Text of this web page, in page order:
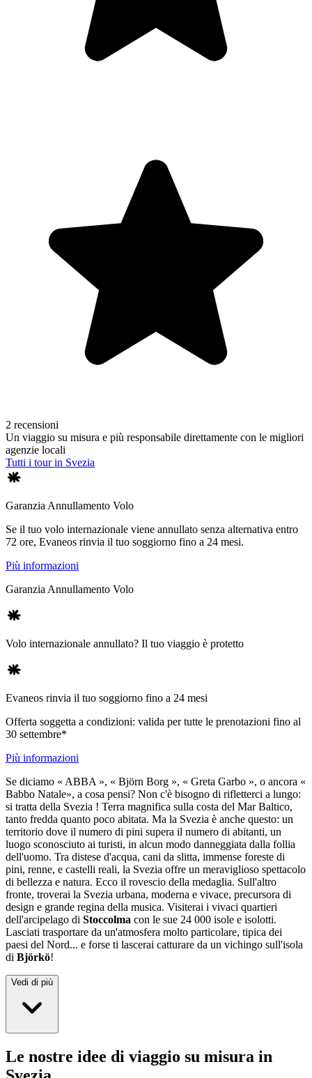
2 recensioni
Un viaggio su misura e più responsabile direttamente con le migliori
agenzie locali
Tutti i tour in Svezia
Garanzia Annullamento Volo
Se il tuo volo internazionale viene annullato senza alternativa entro
72 ore, Evaneos rinvia il tuo soggiorno fino a 24 mesi.
Più informazioni
Garanzia Annullamento Volo
Volo internazionale annullato? Il tuo viaggio è protetto
Evaneos rinvia il tuo soggiorno fino a 24 mesi
Offerta soggetta a condizioni: valida per tutte le prenotazioni fino al
30 settembre*
Più informazioni
Se diciamo « ABBA », « Björn Borg », « Greta Garbo », o ancora «
Babbo Natale», a cosa pensi? Non c'è bisogno di rifletterci a lungo:
si tratta della Svezia ! Terra magnifica sulla costa del Mar Baltico,
tanto fredda quanto poco abitata. Ma la Svezia è anche questo: un
territorio dove il numero di pini supera il numero di abitanti, un
luogo sconosciuto ai turisti, in alcun modo danneggiata dalla follia
dell'uomo. Tra distese d'acqua, cani da slitta, immense foreste di
pini, renne, e castelli reali, la Svezia offre un meraviglioso spettacolo
di bellezza e natura. Ecco il rovescio della medaglia. Sull'altro
fronte, troverai la Svezia urbana, moderna e vivace, precursora di
design e grande regina della musica. Visiterai i vivaci quartieri
dell'arcipelago di Stoccolma con le sue 24 000 isole e isolotti.
Lasciati trasportare da un'atmosfera molto particolare, tipica dei
paesi del Nord... e forse ti lascerai catturare da un vichingo sull'isola
di Björkö!
Vedi di più
Le nostre idee di viaggio su misura in